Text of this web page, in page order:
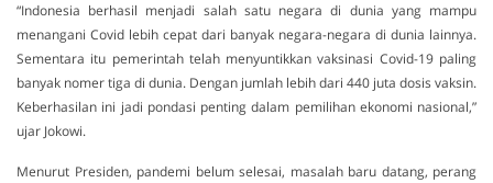
“Indonesia berhasil menjadi salah satu negara di dunia yang mampu
menangani Covid lebih cepat dari banyak negara-negara di dunia lainnya.
Sementara itu pemerintah telah menyuntikkan vaksinasi Covid-19 paling
banyak nomer tiga di dunia. Dengan jumlah lebih dari 440 juta dosis vaksin.
Keberhasilan ini jadi pondasi penting dalam pemilihan ekonomi nasional,”
ujar Jokowi.
Menurut Presiden, pandemi belum selesai, masalah baru datang, perang